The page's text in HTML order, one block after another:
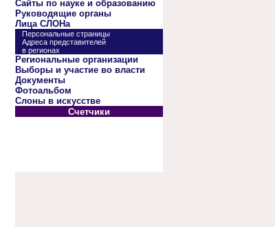
Сайты по науке и образованию
Руководящие органы
Лица СЛОНа
Персональные страницы
Адреса представителей
в регионах
Региональные организации
Выборы и участие во власти
Документы
Фотоальбом
Слоны в искусстве
Счетчики